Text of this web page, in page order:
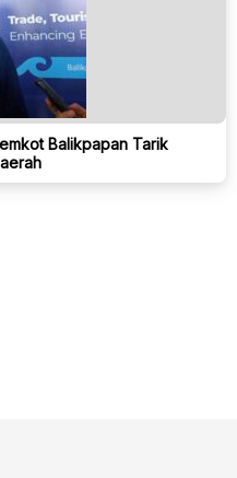
Balikpapan Tarik